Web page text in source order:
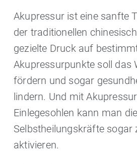
Akupressur ist eine sanfte
der traditionellen
gezielte Druck auf
Akupressurpunkte soll das
fördern und sogar
lindern. Und mit
Einlegesohlen kann man die
Selbstheilungskräfte sogar
aktivieren.